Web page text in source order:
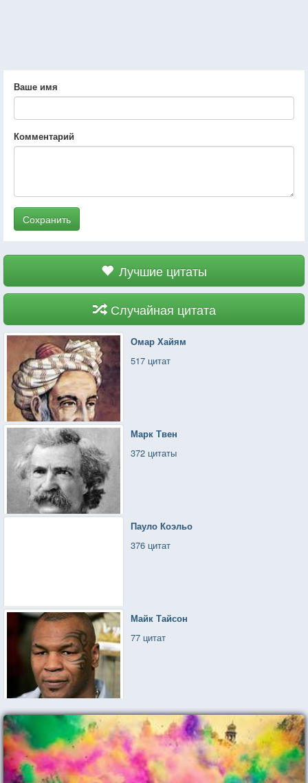
Ваше имя
Комментарий
Сохранить
Лучшие цитаты
Случайная цитата
Омар Хайям
517 цитат
Марк Твен
372 цитаты
Пауло Коэльо
376 цитат
Майк Тайсон
77 цитат